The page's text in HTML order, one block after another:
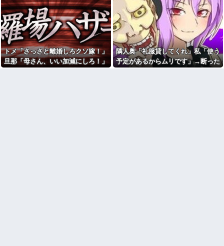
イーロン・マスク「中国のロ
ボットはデタラメで遠隔操作し
てるだけ」
【超朗報】スクールドッグを
導入した学校、不登校が激減
→JK「犬のために学校行きたく
なる」
【画像】森高千里(55) 「ミニ
まれた。とっさの一言が予想外
の展開を呼ぶことになって…
ﾏｸﾄﾞでｷﾞｬﾙﾏﾏ軍団がｶﾞｷを放っ
て動物園。ワシ「自分らのママ
にもっと遊んで欲しいやん
な？」ｶﾞｷ「遊んでほしい」ワシ
「魔法の言葉があるよ」。結
果、阿鼻叫喚ww
【修羅場】父の浮気相手がま
トメ「さっさと離婚しろクソ嫁！」
旦那「母さん、いい加減にしろ！」
隣人奥「礼服貸してくれ」私「使う
予定があるからムリです」→断った